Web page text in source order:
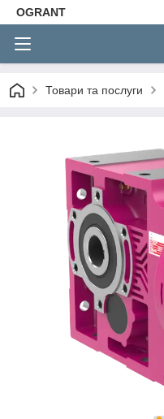
OGRANT
Товари та послуги